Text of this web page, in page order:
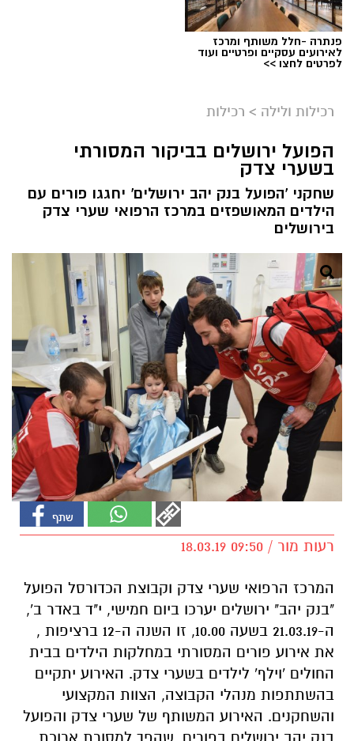
פנתרה -חלל משותף ומרכז
לאירועים עסקיים ופרטיים ועוד
לפרטים לחצו >>
רכילות ולילה > רכילות
הפועל ירושלים בביקור המסורתי
בשערי צדק
שחקני 'הפועל בנק יהב ירושלים' יחגגו פורים עם
הילדים המאושפזים במרכז הרפואי שערי צדק
בירושלים
רעות מור / 09:50 18.03.19
המרכז הרפואי שערי צדק וקבוצת הכדורסל הפועל
"בנק יהב" ירושלים יערכו ביום חמישי, י"ד באדר ב',
ה-21.03.19 בשעה 10.00, זו השנה ה-12 ברציפות ,
את אירוע פורים המסורתי במחלקות הילדים בבית
החולים 'וילף' לילדים בשערי צדק. האירוע יתקיים
בהשתתפות מנהלי הקבוצה, הצוות המקצועי
והשחקנים. האירוע המשותף של שערי צדק והפועל